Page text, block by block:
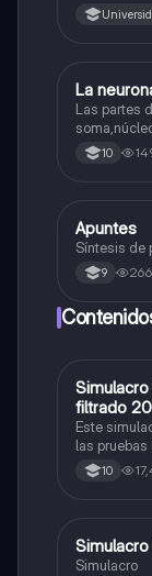
Biologia
La
Las partes
10
Biologia
Apuntes
Síntesis de
9 266
ICFES:
filtrado
Este
las
500/500.
quieras,
10
ICFES:
Simulacro